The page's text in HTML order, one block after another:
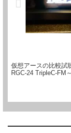
仮想アースの比較試
RGC-24 TripleC-FM～